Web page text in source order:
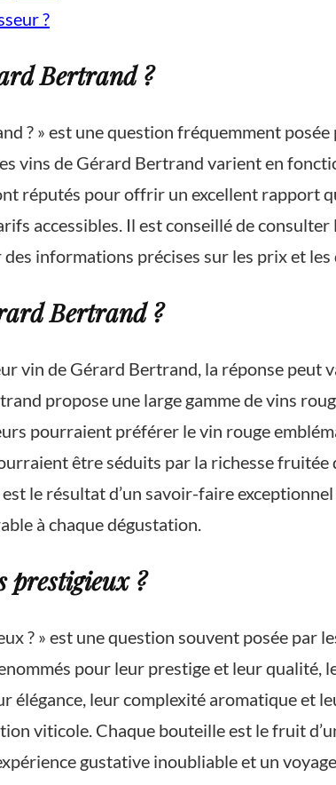
?
Bertrand ?
? » est une question fréquemment
vins de Gérard Bertrand varient en
réputés pour offrir un excellent rapport
accessibles. Il est conseillé de
informations précises sur les prix et
Bertrand ?
vin de Gérard Bertrand, la réponse
propose une large gamme de vins
pourraient préférer le vin rouge
être séduits par la richesse
le résultat d’un savoir-faire
à chaque dégustation.
prestigieux ?
? » est une question souvent posée par
pour leur prestige et leur qualité,
élégance, leur complexité aromatique et
viticole. Chaque bouteille est le fruit
gustative inoubliable et un